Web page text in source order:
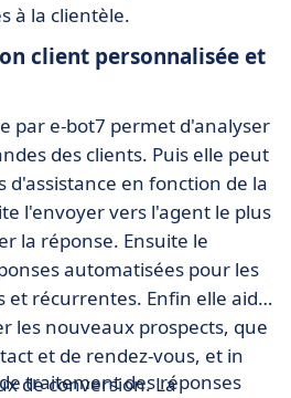
à la clientèle.
client personnalisée et
par e-bot7 permet d'analyser
des clients. Puis elle peut
d'assistance en fonction de la
l'envoyer vers l'agent le plus
la réponse. Ensuite le
automatisées pour les
et récurrentes. Enfin elle aide
les nouveaux prospects, que
et de rendez-vous, et in
de conversion. La
traitement des réponses